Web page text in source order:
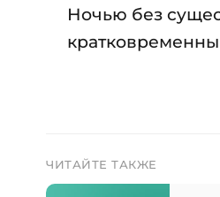
Ночью без
ЧИТАЙТЕ ТАКЖЕ